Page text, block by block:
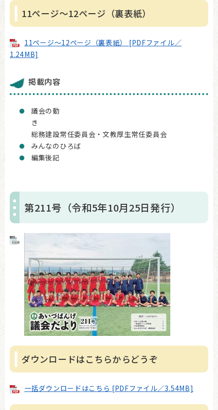
11ページ～12ページ（裏表紙）
11ページ～12ページ（裏表紙） [PDFファイル／
1.24MB]
掲載内容
議会の動
総務建設常任委員会・文教厚生常任委員会
みんなのひろば
編集後記
第211号（令和5年10月25日発行）
ダウンロードはこちらからどうぞ
一括ダウンロードはこちら [PDFファイル／3.54MB]